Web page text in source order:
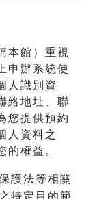
本館）重視
申辦系統使
人識別資
絡地址、聯
您提供預約
人資料之
的權益。
護法等相關
特定目的範